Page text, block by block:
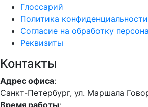
Глоссарий
Политика конфиденциальности
Согласие на обработку
Реквизиты
Контакты
Адрес офиса:
Санкт-Петербург, ул. Маршала
Время работы: